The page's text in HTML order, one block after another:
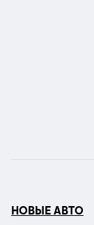
НОВЫЕ АВТО